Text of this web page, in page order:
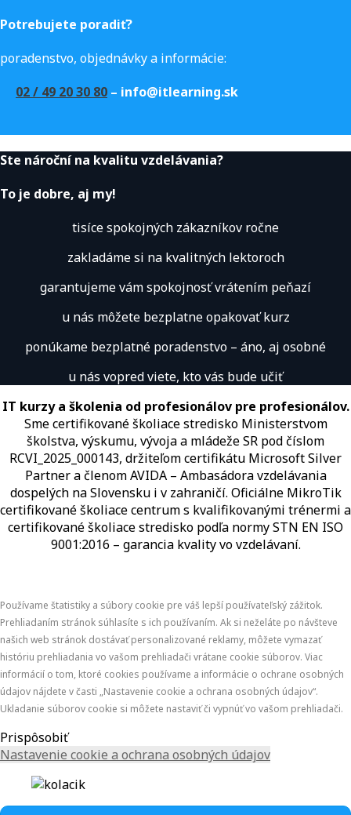
Potrebujete poradiť?
poradenstvo, objednávky a informácie:
02 / 49 20 30 80 – info@itlearning.sk
Ste nároční na kvalitu vzdelávania?
To je dobre, aj my!
tisíce spokojných zákazníkov ročne
zakladáme si na kvalitných lektoroch
garantujeme vám spokojnosť vrátením peňazí
u nás môžete bezplatne opakovať kurz
ponúkame bezplatné poradenstvo – áno, aj osobné
u nás vopred viete, kto vás bude učiť
IT kurzy a školenia od profesionálov pre profesionálov.
Sme certifikované školiace stredisko Ministerstvom
školstva, výskumu, vývoja a mládeže SR pod číslom
RCVI_2025_000143, držiteľom certifikátu Microsoft Silver
Partner a členom AVIDA – Ambasádora vzdelávania
dospelých na Slovensku i v zahraničí.​​​​​​​​​​​​​​​​ Oficiálne MikroTik
certifikované školiace centrum s kvalifikovanými trénermi ​​​​​​​​​​a
certifikované školiace stredisko podľa normy STN EN ISO
9001:2016 – garancia kvality vo vzdelávaní.
Používame štatistiky a súbory cookie pre váš lepší používateľský zážitok.
Prehliadaním stránok súhlasíte s ich používaním. Ak si neželáte po návšteve
našich web stránok dostávať personalizované reklamy, môžete vymazať
históriu prehliadania vo vašom prehliadači vrátane cookie súborov. Viac
informácií o tom, ktoré cookies používame a informácie o ochrane osobných
údajov nájdete v časti „Nastavenie cookie a ochrana osobných údajov“.
Ukladanie súborov cookie si môžete nastaviť či vypnúť vo vašom prehliadači.
Prispôsobiť
Nastavenie cookie a ochrana osobných údajov